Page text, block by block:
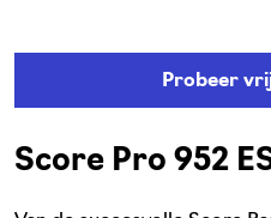
Probeer
Score Pro 952